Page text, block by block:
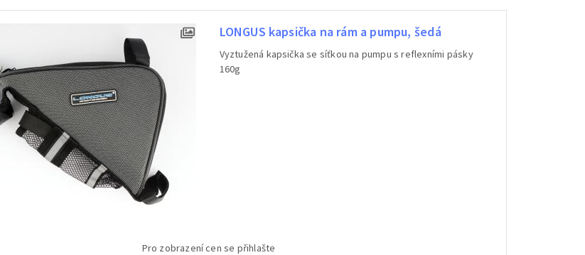
LONGUS kapsička na rám a pumpu, šedá
Vyztužená kapsička se síťkou na pumpu s reflexními pásky
160g
Pro zobrazení cen se přihlašte